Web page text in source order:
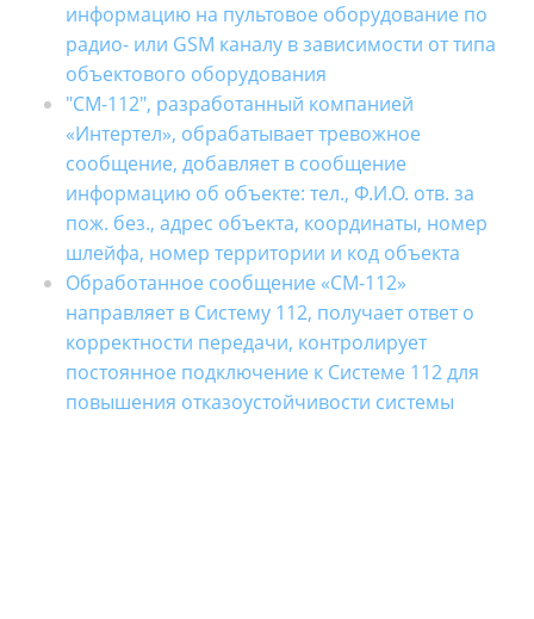
информацию на пультовое оборудование по
радио- или GSM каналу в зависимости от типа
объектового оборудования
"СМ-112", разработанный компанией
«Интертел», обрабатывает тревожное
сообщение, добавляет в сообщение
информацию об объекте: тел., Ф.И.О. отв. за
пож. без., адрес объекта, координаты, номер
шлейфа, номер территории и код объекта
Обработанное сообщение «СМ-112»
направляет в Систему 112, получает ответ о
корректности передачи, контролирует
постоянное подключение к Системе 112 для
повышения отказоустойчивости системы